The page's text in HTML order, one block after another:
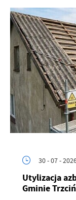
30 - 07 -
Utylizacja
Gminie